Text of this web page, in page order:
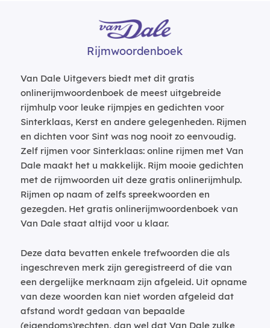
Rijmwoordenboek
Van Dale Uitgevers biedt met dit gratis
onlinerijmwoordenboek de meest uitgebreide
rijmhulp voor leuke rijmpjes en gedichten voor
Sinterklaas, Kerst en andere gelegenheden. Rijmen
en dichten voor Sint was nog nooit zo eenvoudig.
Zelf rijmen voor Sinterklaas: online rijmen met Van
Dale maakt het u makkelijk. Rijm mooie gedichten
met de rijmwoorden uit deze gratis onlinerijmhulp.
Rijmen op naam of zelfs spreekwoorden en
gezegden. Het gratis onlinerijmwoordenboek van
Van Dale staat altijd voor u klaar.
Deze data bevatten enkele trefwoorden die als
ingeschreven merk zijn geregistreerd of die van
een dergelijke merknaam zijn afgeleid. Uit opname
van deze woorden kan niet worden afgeleid dat
afstand wordt gedaan van bepaalde
(eigendoms)rechten, dan wel dat Van Dale zulke